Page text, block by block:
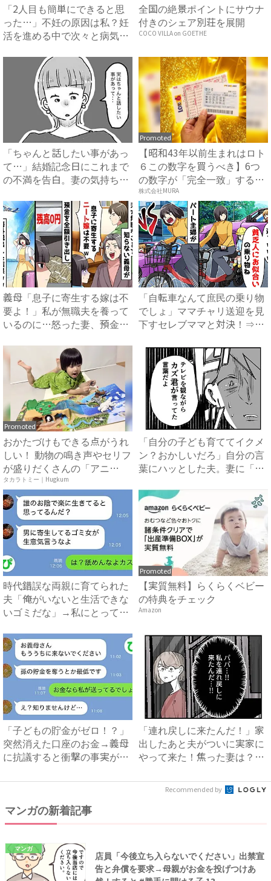
「2人目も簡単にできると思
った…」不妊の原因は私？妊
活を進める中で次々と病気が
全国の絶景ポイントにサウナ
付きのシェア別荘を展開
COCO VILLA on GOETHE
「ちゃんと話したい事があっ
て…」結婚記念日にこれまで
の不満を告白。妻の気持ち
Promoted
【昭和43年以前生まれはロト
６この数字を買うべき】6つ
の数字が「完全一致」する
方...
株式会社MURA
義母「息子に寄生する嫁は不
要よ！」私が無職夫を養って
いるのに…怒った妻、預金残
「自転車なんて庶民の乗り物
でしょ」ママチャリ送迎を見
下すセレブママと対決！⇒衝
Promoted
おかたづけもできる点がうれ
しい！ 動物の鳴き声やセリフ
が盛りだくさんの「アニ
ア ...
タカラトミー｜Hugkum
「自分の子ども育ててイクメ
ン？おかしいだろ」自分の言
葉にハッとした夫。妻に「違
時代錯誤な両親に育てられた
夫「俺がいないと生活できな
いゴミだな」→私にとっての
Promoted
【実質無料】らくらくベビー
の特典をチェック
Amazon
「子どもの貯金がゼロ！？」
突然消えた口座のお金→義母
に抗議すると衝撃の事実が判
「連れ戻しに来たんだ！」家
出したあと夫がついに実家に
やって来た！焦った妻は？
Recommended by
マンガの新着記事
マンガ
店員「今後立ち入らないでください」出禁宣
告と弁償を要求→母親がお金を投げつけあ